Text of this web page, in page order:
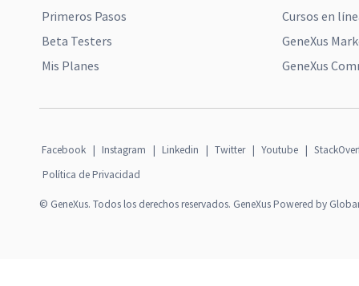
Primeros Pasos
Beta Testers
Mis Planes
Cursos en
GeneXus
GeneXus
Facebook | Instagram | Linkedin | Twitter | Youtube |
Política de Privacidad
© GeneXus. Todos los derechos reservados. GeneXus Powered by